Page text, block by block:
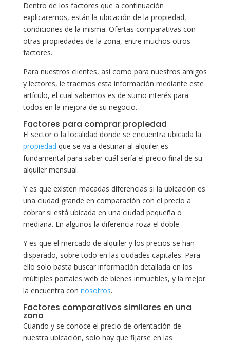
Dentro de los factores que a continuación
explicaremos, están la ubicación de la propiedad,
condiciones de la misma. Ofertas comparativas con
otras propiedades de la zona, entre muchos otros
factores.
Para nuestros clientes, así como para nuestros amigos
y lectores, le traemos esta información mediante este
artículo, el cual sabemos es de sumo interés para
todos en la mejora de su negocio.
Factores para comprar propiedad
El sector o la localidad donde se encuentra ubicada la
propiedad que se va a destinar al alquiler es
fundamental para saber cuál sería el precio final de su
alquiler mensual.
Y es que existen macadas diferencias si la ubicación es
una ciudad grande en comparación con el precio a
cobrar si está ubicada en una ciudad pequeña o
mediana. En algunos la diferencia roza el doble
Y es que el mercado de alquiler y los precios se han
disparado, sobre todo en las ciudades capitales. Para
ello solo basta buscar información detallada en los
múltiples portales web de bienes inmuebles, y la mejor
la encuentra con nosotros.
Factores comparativos similares en una
zona
Cuando y se conoce el precio de orientación de
nuestra ubicación, solo hay que fijarse en las